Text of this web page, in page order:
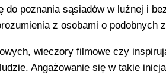
do poznania sąsiadów w luźnej i
z osobami o podobnych
wieczory filmowe czy
Angażowanie się w takie